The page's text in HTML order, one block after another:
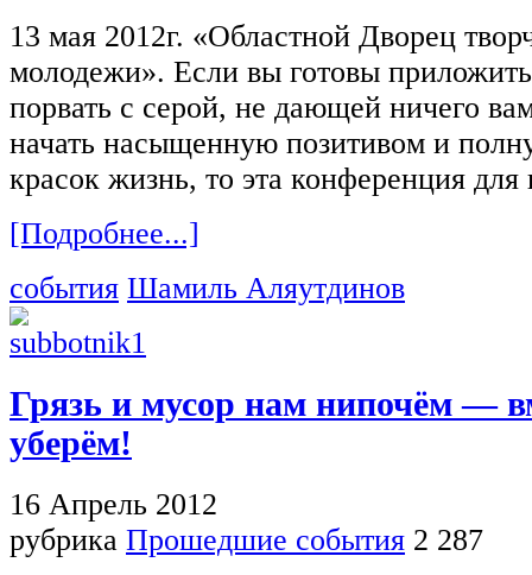
13 мая 2012г. «Областной Дворец
молодежи». Если вы готовы
порвать с серой, не дающей ничего
начать насыщенную позитивом и
красок жизнь, то эта конференция для
[Подробнее...]
события Шамиль Аляутдинов
Грязь и мусор нам нипочём —
уберём!
16 Апрель 2012
рубрика Прошедшие события 2 287